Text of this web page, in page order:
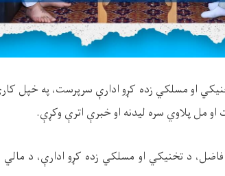
او مسلکي زده کړو ادارې سرپرست، په خپل
مل پلاوي سره لیدنه او خبرې اترې وکړې.
د تخنیکي او مسلکي زده کړو ادارې، د مالي